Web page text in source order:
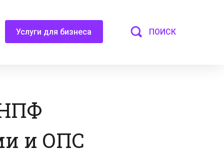
Услуги для бизнеса ПОИСК
и ОПС